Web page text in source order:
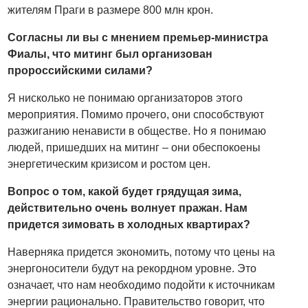
жителям Праги в размере 800 млн крон.
Согласны ли вы с мнением премьер-министра
Фиалы, что митинг был организован
пророссийскими силами?
Я нисколько не понимаю организаторов этого
мероприятия. Помимо прочего, они способствуют
разжиганию ненависти в обществе. Но я понимаю
людей, пришедших на митинг – они обеспокоены
энергетическим кризисом и ростом цен.
Вопрос о том, какой будет грядущая зима,
действительно очень волнует пражан. Нам
придется зимовать в холодных квартирах?
Наверняка придется экономить, потому что цены на
энергоносители будут на рекордном уровне. Это
означает, что нам необходимо подойти к источникам
энергии рационально. Правительство говорит, что